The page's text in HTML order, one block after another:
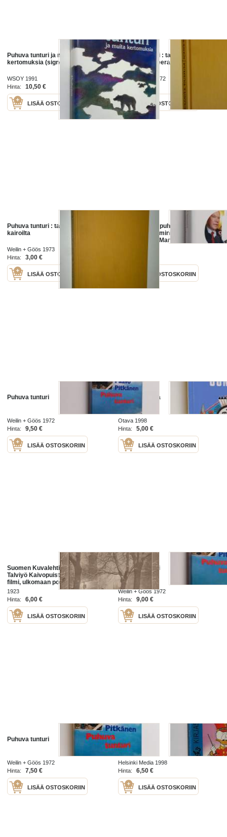
Puhuva tunturi ja muita
kertomuksia (signeerattu)
WSOY 1991
Hinta:
10,50 €
LISÄÄ OSTOSKORIIN
Puhuva tunturi : tarinaa Lapin
kairoilta (signeerattu)
Weilin + Göös 1972
9,00 €
LISÄÄ OSTOSKORIIN
Puhuva tunturi : tarinaa Lapin
kairoilta
Weilin + Göös 1973
Hinta:
3,00 €
LISÄÄ OSTOSKORIIN
Pääministerin puhuva pää -
Yhdeksän pääministerin
mediasuhteet Martti Miettusesta
Mari Kiviniemeen
WSOY 2011
LISÄÄ OSTOSKORIIN
Puhuva tunturi
Weilin + Göös 1972
Hinta:
9,50 €
LISÄÄ OSTOSKORIIN
Puhuva jumala
Otava 1998
Hinta:
5,00 €
LISÄÄ OSTOSKORIIN
Suomen Kuvalehti 1923 nr 10 /
Talviyö Kaivopuistossa, puhuva
filmi, ulkomaan postia,
Kansallismuseo, filmiuutuuksia,
hyvän työn kunniakirjoja
1923
Hinta:
6,00 €
LISÄÄ OSTOSKORIIN
Puhuva tunturi
Weilin + Göös 1972
Hinta:
9,00 €
LISÄÄ OSTOSKORIIN
Puhuva tunturi
Weilin + Göös 1972
Hinta:
7,50 €
LISÄÄ OSTOSKORIIN
Puhuva koira
Helsinki Media 1998
Hinta:
6,50 €
LISÄÄ OSTOSKORIIN